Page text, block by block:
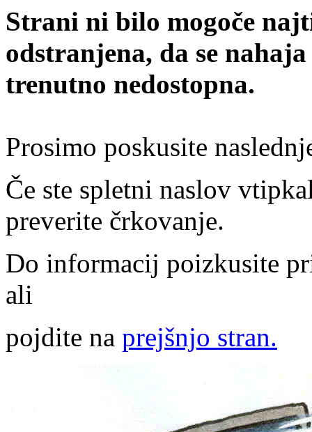
Strani ni bilo mogoče
odstranjena, da se
trenutno nedostopna.
Prosimo poskusite
Če ste spletni naslov
preverite črkovanje.
Do informacij poizkusite
ali
pojdite na prejšnjo stran.